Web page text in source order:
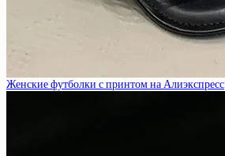
Женские футболки с принтом на Алиэкспресс